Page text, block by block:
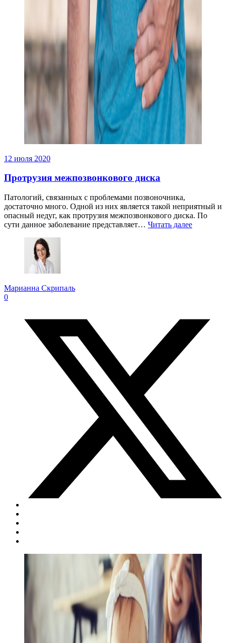
12 июля 2020
Протрузия межпозвонкового диска
Патологий, связанных с проблемами позвоночника,
достаточно много. Одной из них является такой неприятный и
опасный недуг, как протрузия межпозвонкового диска. По
сути данное заболевание представляет… Читать далее
Марианна Скрипаль
0